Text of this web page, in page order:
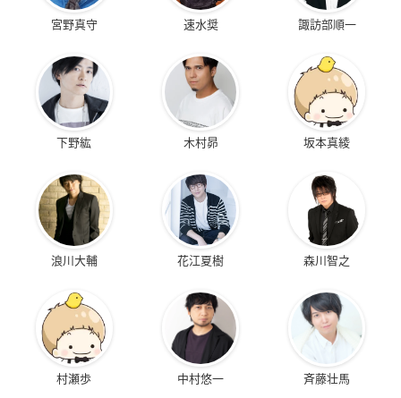
宮野真守 速水奨 諏訪部順一
下野紘 木村昴 坂本真綾
浪川大輔 花江夏樹 森川智之
村瀬歩 中村悠一 斉藤壮馬